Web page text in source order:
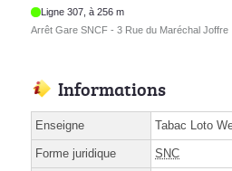
Ligne 307, à 256 m
Arrêt Gare SNCF - 3 Rue du Maréchal Joffre
Informations
Enseigne Tabac Loto
Forme juridique SNC